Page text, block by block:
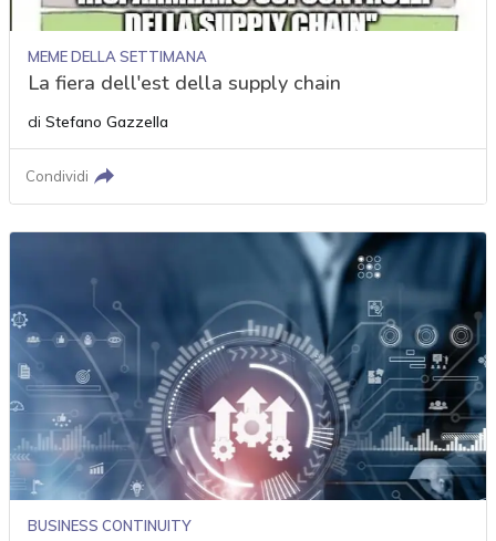
MEME DELLA SETTIMANA
La fiera dell'est della supply chain
di Stefano Gazzella
Condividi
BUSINESS CONTINUITY